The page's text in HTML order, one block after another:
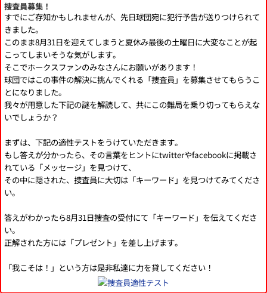
捜査員募集！
すでにご存知かもしれませんが、先日球団宛に犯行予告が送りつけられて
きました。
このまま8月31日を迎えてしまうと夏休み最後の土曜日に大変なことが起
こってしまいそうな気がします。
そこでホークスファンのみなさんにお願いがあります！
球団ではこの事件の解決に挑んでくれる「捜査員」を募集させてもらうこ
とになりました。
我々が用意した下記の謎を解読して、共にこの難局を乗り切ってもらえな
いでしょうか？
まずは、下記の適性テストをうけていただきます。
もし答えが分かったら、その言葉をヒントにtwitterやfacebookに掲載さ
れている「メッセージ」を見つけて、
その中に隠された、捜査員に大切は「キーワード」を見つけてみてくださ
い。
答えがわかったら8月31日捜査の受付にて「キーワード」を伝えてくださ
い。
正解された方には「プレゼント」を差し上げます。
「我こそは！」という方は是非私達に力を貸してください！